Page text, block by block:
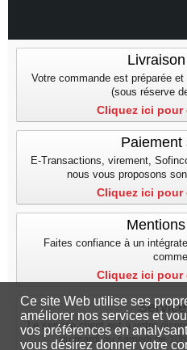
Votre commande est préparée
(sous réserve
Cliquez ici pour
Paiement
E-Transactions, virement,
nous vous proposons
Cliquez ici pour
Faites confiance à un
Cliquez ici pour
Le service client est à votre
du mardi au samedi de
Ce site Web utilise ses
améliorer nos services et
vos préférences en
vous désirez donner votre